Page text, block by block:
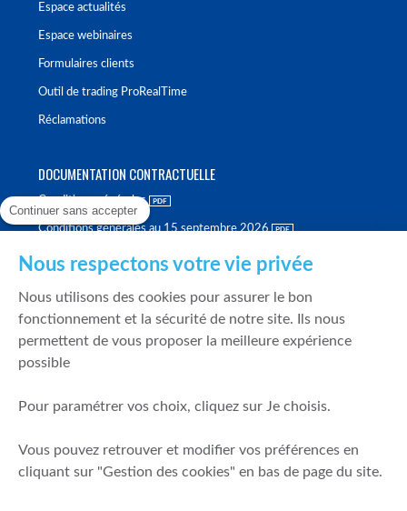
Espace actualités
Espace webinaires
Formulaires clients
Outil de trading ProRealTime
Réclamations
DOCUMENTATION CONTRACTUELLE
Conditions générales
Conditions générales au 15 septembre 2026
Politique de meilleure sélection
Politique de durabilité
Fonds de garantie des dépôts et de résolution
Mentions légales
Prévention de la fraude
Continuer sans accepter
Nous respectons votre vie privée
Nous utilisons des cookies pour assurer le bon
fonctionnement et la sécurité de notre site. Ils nous
permettent de vous proposer la meilleure expérience
possible
Pour paramétrer vos choix, cliquez sur Je choisis.
Vous pouvez retrouver et modifier vos préférences en
cliquant sur "Gestion des cookies" en bas de page du site.